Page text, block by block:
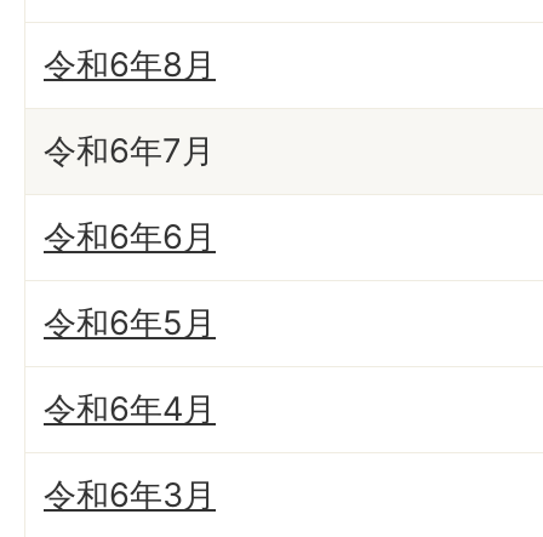
令和6年8月
令和6年7月
令和6年6月
令和6年5月
令和6年4月
令和6年3月